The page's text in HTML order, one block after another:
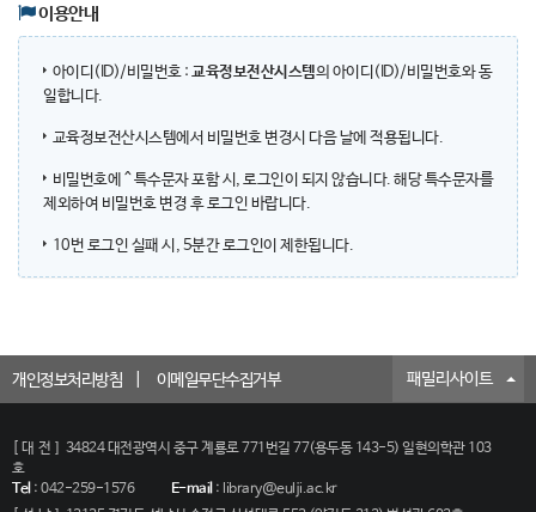
이용안내
아이디(ID)/비밀번호 : 교육정보전산시스템의 아이디(ID)/비밀번호와 동
일합니다.
교육정보전산시스템에서 비밀번호 변경시 다음 날에 적용됩니다.
비밀번호에 ^ 특수문자 포함 시, 로그인이 되지 않습니다. 해당 특수문자를
제외하여 비밀번호 변경 후 로그인 바랍니다.
10번 로그인 실패 시, 5분간 로그인이 제한됩니다.
개인정보처리방침 이메일무단수집거부 패밀리사이트
[대전]
34824 대전광역시 중구 계룡로 771번길 77(용두동 143-5) 일현의학관 103
호
Tel: 042-259-1576 E-mail: library@eulji.ac.kr